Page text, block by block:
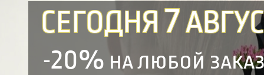
СЕГОДНЯ7
-20% на любой